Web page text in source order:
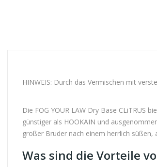
HINWEIS: Durch das Vermischen mit
Die FOG YOUR LAW Dry Base CLiTRUS
günstiger als HOOKAIN und
großer Bruder nach einem herrlich
Was sind die Vorteile